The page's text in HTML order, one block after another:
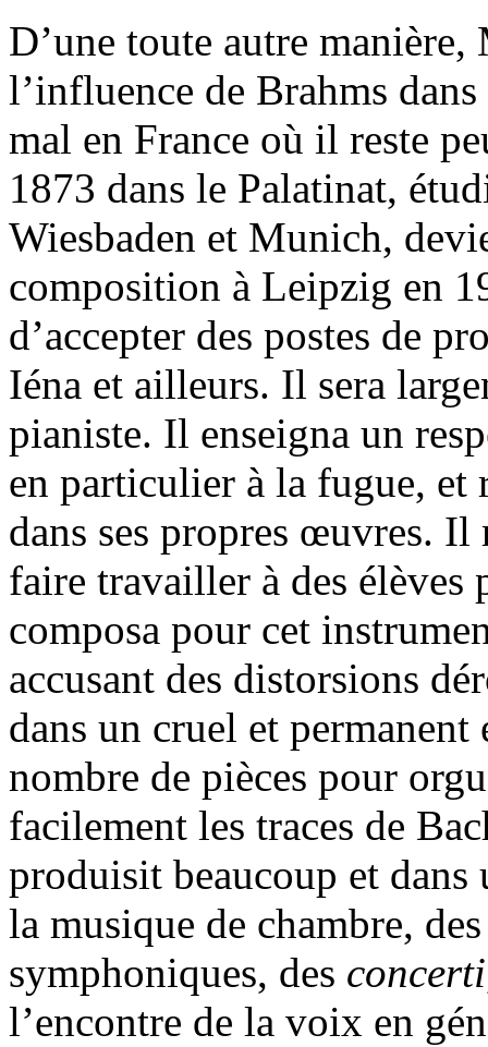
D’une toute autre
l’influence de Brahms
mal en France où il reste
1873 dans le Palatinat,
Wiesbaden et Munich,
composition à Leipzig en
d’accepter des postes de
Iéna et ailleurs. Il sera
pianiste. Il enseigna un
en particulier à la fugue, et
dans ses propres œuvres.
faire travailler à des élèves
composa pour cet
accusant des distorsions
dans un cruel et
nombre de pièces pour
facilement les traces de
produisit beaucoup et
la musique de chambre,
symphoniques, des concerti
l’encontre de la voix en